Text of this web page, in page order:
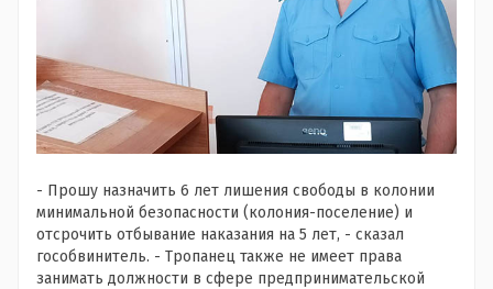
- Прошу назначить 6 лет лишения свободы в колонии
минимальной безопасности (колония-поселение) и
отсрочить отбывание наказания на 5 лет, - сказал
гособвинитель. - Тропанец также не имеет права
занимать должности в сфере предпринимательской